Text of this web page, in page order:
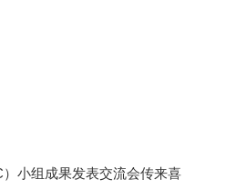
小组成果发表交流会传来喜